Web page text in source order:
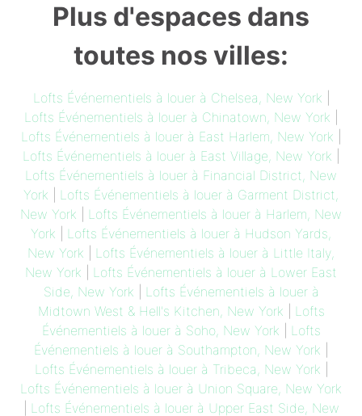
Plus d'espaces dans
toutes nos villes:
Lofts Événementiels à louer à Chelsea, New York
Lofts Événementiels à louer à Chinatown, New York
Lofts Événementiels à louer à East Harlem, New York
Lofts Événementiels à louer à East Village, New York
Lofts Événementiels à louer à Financial District, New
York
Lofts Événementiels à louer à Garment District,
New York
Lofts Événementiels à louer à Harlem, New
York
Lofts Événementiels à louer à Hudson Yards,
New York
Lofts Événementiels à louer à Little Italy,
New York
Lofts Événementiels à louer à Lower East
Side, New York
Lofts Événementiels à louer à
Midtown West & Hell's Kitchen, New York
Lofts
Événementiels à louer à Soho, New York
Lofts
Événementiels à louer à Southampton, New York
Lofts Événementiels à louer à Tribeca, New York
Lofts Événementiels à louer à Union Square, New York
Lofts Événementiels à louer à Upper East Side, New